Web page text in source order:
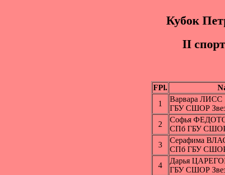
Кубок
II
FPl.
1
Варвара ЛИСС
ГБУ СШОР
2
Софья
СПб ГБУ
3
Серафима
СПб ГБУ
4
Дарья
ГБУ СШОР